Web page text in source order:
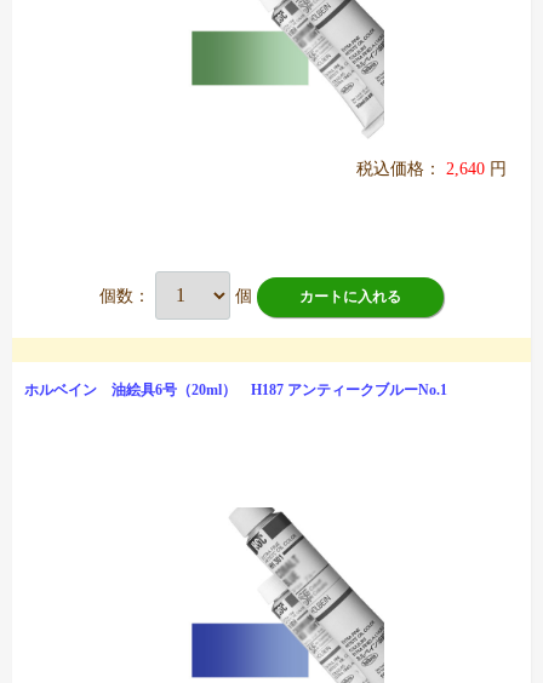
税込価格： 2,640 円
個数： 個 カートに入れる
ホルベイン 油絵具6号（20ml） H187 アンティークブルーNo.1